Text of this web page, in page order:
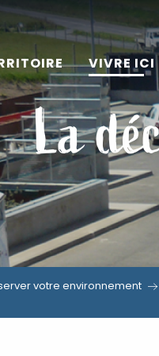
VIVRE ICI
La
votre environnement